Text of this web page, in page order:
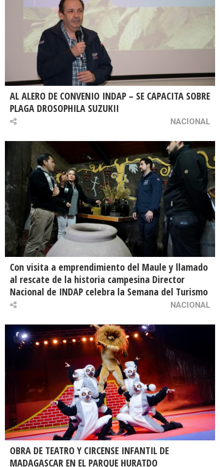
AL ALERO DE CONVENIO INDAP – SE CAPACITA SOBRE
PLAGA DROSOPHILA SUZUKII
NACIONAL
Con visita a emprendimiento del Maule y llamado
al rescate de la historia campesina Director
Nacional de INDAP celebra la Semana del Turismo
NACIONAL
OBRA DE TEATRO Y CIRCENSE INFANTIL DE
MADAGASCAR EN EL PARQUE HURATDO